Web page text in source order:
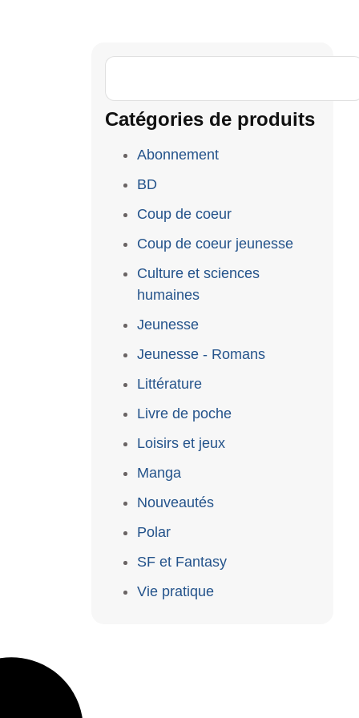
Catégories de produits
Abonnement
BD
Coup de coeur
Coup de coeur jeunesse
Culture et sciences
humaines
Jeunesse
Jeunesse - Romans
Littérature
Livre de poche
Loisirs et jeux
Manga
Nouveautés
Polar
SF et Fantasy
Vie pratique